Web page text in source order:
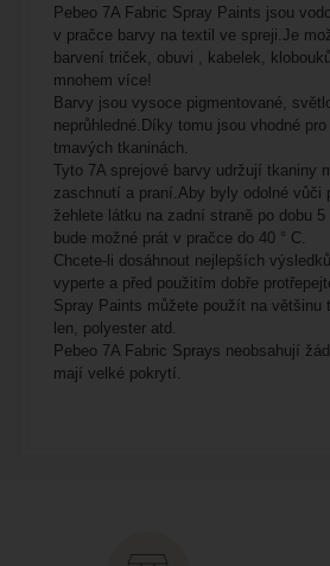
Pebeo 7A Fabric Spray Paints jsou
v pračce barvy na textil ve spreji.Je
barvení triček, obuvi , kabelek,
mnohem více!
Barvy jsou vysoce pigmentované,
neprůhledné. Díky tomu jsou vhodné
tmavých tkaninách.
Tyto 7A sprejové barvy udržují tkaniny
zaschnutí a praní.Aby byly odolné vůči
žehlete látku na zadní straně po dobu 5
bude možné prát v pračce do 40 ° C.
Chcete-li dosáhnout nejlepších
vyperte a před použitím dobře
Spray Paints můžete použít na většinu
len, polyester atd.
Pebeo 7A Fabric Sprays neobsahují
mají velké pokrytí.